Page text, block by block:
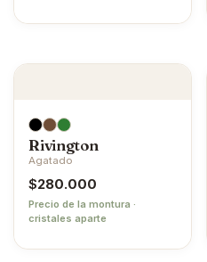
Rivington
Agatado
$280.000
Precio de la montura ·
cristales aparte